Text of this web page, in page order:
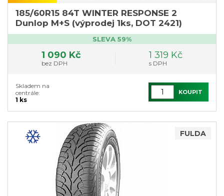
185/60R15 84T WINTER RESPONSE 2
Dunlop M+S (výprodej 1ks, DOT 2421)
SLEVA 59%
1 090 Kč
bez DPH
1 319 Kč
s DPH
Skladem na
centrále:
1 ks
KOUPIT
FULDA